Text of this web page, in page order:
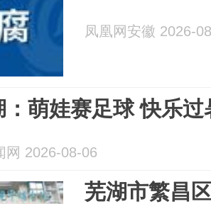
凤凰网安徽 2026-
：萌娃赛足球 快乐过
网 2026-08-06
芜湖市繁昌